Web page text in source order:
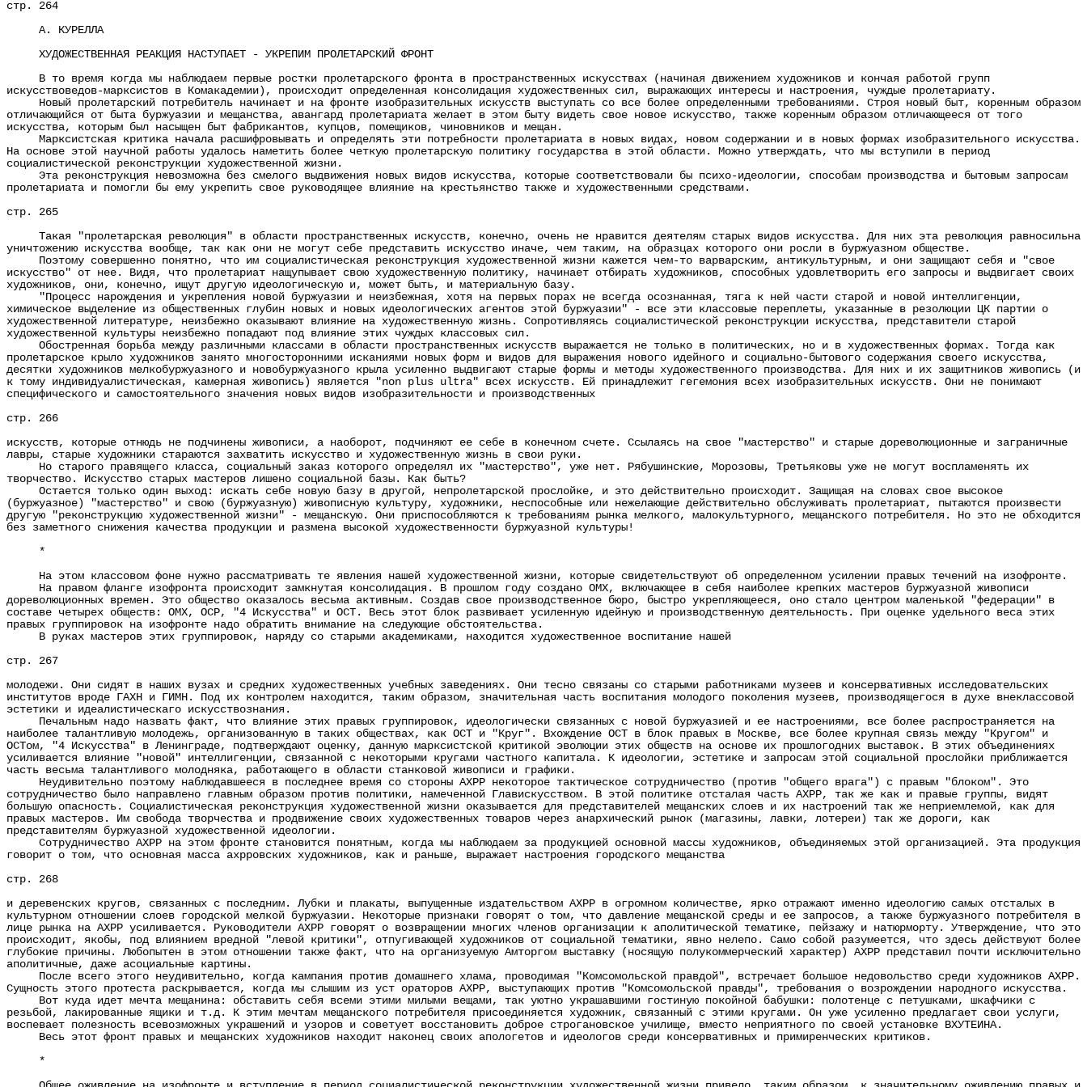
стр. 264
А. КУРЕЛЛА
ХУДОЖЕСТВЕННАЯ РЕАКЦИЯ НАСТУПАЕТ - УКРЕПИМ ПРОЛЕТАРСКИЙ ФРОНТ
В то время когда мы наблюдаем первые ростки пролетарского фронта в пространственных искусствах (начиная движением художников и кончая работой групп
искусствоведов-марксистов в Комакадемии), происходит определенная консолидация художественных сил, выражающих интересы и настроения, чуждые пролетариату.
Новый пролетарский потребитель начинает и на фронте изобразительных искусств выступать со все более определенными требованиями. Строя новый быт, коренным образом
отличающийся от быта буржуазии и мещанства, авангард пролетариата желает в этом быту видеть свое новое искусство, также коренным образом отличающееся от того
искусства, которым был насыщен быт фабрикантов, купцов, помещиков, чиновников и мещан.
Марксистская критика начала расшифровывать и определять эти потребности пролетариата в новых видах, новом содержании и в новых формах изобразительного искусства.
На основе этой научной работы удалось наметить более четкую пролетарскую политику государства в этой области. Можно утверждать, что мы вступили в период
социалистической реконструкции художественной жизни.
Эта реконструкция невозможна без смелого выдвижения новых видов искусства, которые соответствовали бы психо-идеологии, способам производства и бытовым запросам
пролетариата и помогли бы ему укрепить свое руководящее влияние на крестьянство также и художественными средствами.
стр. 265
Такая "пролетарская революция" в области пространственных искусств, конечно, очень не нравится деятелям старых видов искусства. Для них эта революция равносильна
уничтожению искусства вообще, так как они не могут себе представить искусство иначе, чем таким, на образцах которого они росли в буржуазном обществе.
Поэтому совершенно понятно, что им социалистическая реконструкция художественной жизни кажется чем-то варварским, антикультурным, и они защищают себя и "свое
искусство" от нее. Видя, что пролетариат нащупывает свою художественную политику, начинает отбирать художников, способных удовлетворить его запросы и выдвигает своих
художников, они, конечно, ищут другую идеологическую и, может быть, и материальную базу.
"Процесс нарождения и укрепления новой буржуазии и неизбежная, хотя на первых порах не всегда осознанная, тяга к ней части старой и новой интеллигенции,
химическое выделение из общественных глубин новых и новых идеологических агентов этой буржуазии" - все эти классовые переплеты, указанные в резолюции ЦК партии о
художественной литературе, неизбежно оказывают влияние на художественную жизнь. Сопротивляясь социалистической реконструкции искусства, представители старой
художественной культуры неизбежно попадают под влияние этих чуждых классовых сил.
Обостренная борьба между различными классами в области пространственных искусств выражается не только в политических, но и в художественных формах. Тогда как
пролетарское крыло художников занято многосторонними исканиями новых форм и видов для выражения нового идейного и социально-бытового содержания своего искусства,
десятки художников мелкобуржуазного и новобуржуазного крыла усиленно выдвигают старые формы и методы художественного производства. Для них и их защитников живопись (и
к тому индивидуалистическая, камерная живопись) является "non plus ultra" всех искусств. Ей принадлежит гегемония всех изобразительных искусств. Они не понимают
специфического и самостоятельного значения новых видов изобразительности и производственных
стр. 266
искусств, которые отнюдь не подчинены живописи, а наоборот, подчиняют ее себе в конечном счете. Ссылаясь на свое "мастерство" и старые дореволюционные и заграничные
лавры, старые художники стараются захватить искусство и художественную жизнь в свои руки.
Но старого правящего класса, социальный заказ которого определял их "мастерство", уже нет. Рябушинские, Морозовы, Третьяковы уже не могут воспламенять их
творчество. Искусство старых мастеров лишено социальной базы. Как быть?
Остается только один выход: искать себе новую базу в другой, непролетарской прослойке, и это действительно происходит. Защищая на словах свое высокое
(буржуазное) "мастерство" и свою (буржуазную) живописную культуру, художники, неспособные или нежелающие действительно обслуживать пролетариат, пытаются произвести
другую "реконструкцию художественной жизни" - мещанскую. Они приспособляются к требованиям рынка мелкого, малокультурного, мещанского потребителя. Но это не обходится
без заметного снижения качества продукции и размена высокой художественности буржуазной культуры!
*
На этом классовом фоне нужно рассматривать те явления нашей художественной жизни, которые свидетельствуют об определенном усилении правых течений на изофронте.
На правом фланге изофронта происходит замкнутая консолидация. В прошлом году создано ОМХ, включающее в себя наиболее крепких мастеров буржуазной живописи
дореволюционных времен. Это общество оказалось весьма активным. Создав свое производственное бюро, быстро укрепляющееся, оно стало центром маленькой "федерации" в
составе четырех обществ: ОМХ, ОСР, "4 Искусства" и ОСТ. Весь этот блок развивает усиленную идейную и производственную деятельность. При оценке удельного веса этих
правых группировок на изофронте надо обратить внимание на следующие обстоятельства.
В руках мастеров этих группировок, наряду со старыми академиками, находится художественное воспитание нашей
стр. 267
молодежи. Они сидят в наших вузах и средних художественных учебных заведениях. Они тесно связаны со старыми работниками музеев и консервативных исследовательских
институтов вроде ГАХН и ГИМН. Под их контролем находится, таким образом, значительная часть воспитания молодого поколения музеев, производящегося в духе внеклассовой
эстетики и идеалистическаго искусствознания.
Печальным надо назвать факт, что влияние этих правых группировок, идеологически связанных с новой буржуазией и ее настроениями, все более распространяется на
наиболее талантливую молодежь, организованную в таких обществах, как ОСТ и "Круг". Вхождение ОСТ в блок правых в Москве, все более крупная связь между "Кругом" и
ОСТом, "4 Искусства" в Ленинграде, подтверждают оценку, данную марксистской критикой эволюции этих обществ на основе их прошлогодних выставок. В этих объединениях
усиливается влияние "новой" интеллигенции, связанной с некоторыми кругами частного капитала. К идеологии, эстетике и запросам этой социальной прослойки приближается
часть весьма талантливого молодняка, работающего в области станковой живописи и графики.
Неудивительно поэтому наблюдавшееся в последнее время со стороны АХРР некоторое тактическое сотрудничество (против "общего врага") с правым "блоком". Это
сотрудничество было направлено главным образом против политики, намеченной Главискусством. В этой политике отсталая часть АХРР, так же как и правые группы, видят
большую опасность. Социалистическая реконструкция художественной жизни оказывается для представителей мещанских слоев и их настроений так же неприемлемой, как для
правых мастеров. Им свобода творчества и продвижение своих художественных товаров через анархический рынок (магазины, лавки, лотереи) так же дороги, как
представителям буржуазной художественной идеологии.
Сотрудничество АХРР на этом фронте становится понятным, когда мы наблюдаем за продукцией основной массы художников, объединяемых этой организацией. Эта продукция
говорит о том, что основная масса ахрровских художников, как и раньше, выражает настроения городского мещанства
стр. 268
и деревенских кругов, связанных с последним. Лубки и плакаты, выпущенные издательством АХРР в огромном количестве, ярко отражают именно идеологию самых отсталых в
культурном отношении слоев городской мелкой буржуазии. Некоторые признаки говорят о том, что давление мещанской среды и ее запросов, а также буржуазного потребителя в
лице рынка на АХРР усиливается. Руководители АХРР говорят о возвращении многих членов организации к аполитической тематике, пейзажу и натюрморту. Утверждение, что это
происходит, якобы, под влиянием вредной "левой критики", отпугивающей художников от социальной тематики, явно нелепо. Само собой разумеется, что здесь действуют более
глубокие причины. Любопытен в этом отношении также факт, что на организуемую Амторгом выставку (носящую полукоммерческий характер) АХРР представил почти исключительно
аполитичные, даже асоциальные картины.
После всего этого неудивительно, когда кампания против домашнего хлама, проводимая "Комсомольской правдой", встречает большое недовольство среди художников АХРР.
Сущность этого протеста раскрывается, когда мы слышим из уст ораторов АХРР, выступающих против "Комсомольской правды", требования о возрождении народного искусства.
Вот куда идет мечта мещанина: обставить себя всеми этими милыми вещами, так уютно украшавшими гостиную покойной бабушки: полотенце с петушками, шкафчики с
резьбой, лакированные ящики и т.д. К этим мечтам мещанского потребителя присоединяется художник, связанный с этими кругами. Он уже усиленно предлагает свои услуги,
воспевает полезность всевозможных украшений и узоров и советует восстановить доброе строгановское училище, вместо неприятного по своей установке ВХУТЕИНА.
Весь этот фронт правых и мещанских художников находит наконец своих апологетов и идеологов среди консервативных и примиренческих критиков.
*